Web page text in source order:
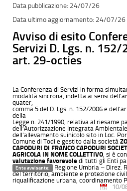
24/07/26
24/07/26
Avviso di esito
Servizi D. Lgs. n. 152/
art. 29-octies
La Conferenza di Servizi in forma
modalità sincrona, indetta ai sensi
quater,
comma 5 del D. Lgs. n. 152/2006 e
della
Legge n. 241/1990, relativa al riesame
dell’Autorizzazione Integrata Ambientale
dell’allevamento suinicolo sito in Loc.
Comune di Todi e gestito dalla società
CAPODURI DI FRANCO CAPODURI
AGRICOLA IN NOME COLLETTIVO , si è
valutazione favorevole di tutti gli Enti
Ente avvisante: Regione Umbria – Direz.
del territorio, ambiente e protezione
riqualificazione urbana, coordinamento
10/